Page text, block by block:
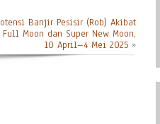
Banjir Pesisir (Rob) Akibat
Moon dan Super New Moon,
10 April–4 Mei 2025 »